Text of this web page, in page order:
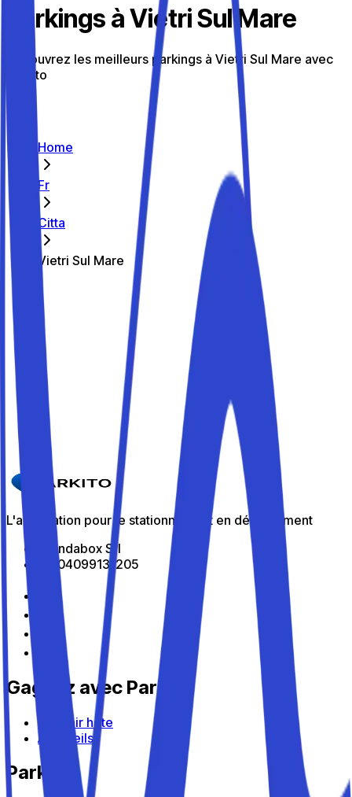
Parkings à Vietri Sul Mare
Découvrez les meilleurs parkings à Vietri Sul Mare avec
Parkito
Home
Fr
Citta
Vietri Sul Mare
Les meilleurs parkings de Vietri Sul
Mare
Parkito in Via Giuseppe Mazzini 130
Détails
Parkito in Via Costiera Amalfitana 74
Détails
L'application pour le stationnement en déplacement
All Indabox Srl
P.I: 04099131205
Gagnez avec Parkito
Devenir hôte
Appareils
Parkito